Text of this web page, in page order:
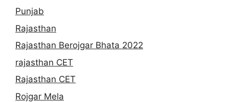
Punjab
Rajasthan
Rajasthan Berojgar Bhata 2022
rajasthan CET
Rajasthan CET
Rojgar Mela